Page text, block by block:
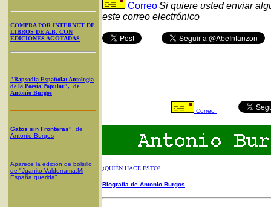
COMPRA POR INTERNET DE
LIBROS DE A.B. CON
EDICIONES AGOTADAS
"Rapsodia Española: Antología
de la Poesía Popular", de
Antonio Burgos
Gatos sin Fronteras" , de
Antonio Burgos
Aparece la edición de bolsillo
de "Juanito Valderrama:Mi
España querida"
CorreoSi quiere usted enviar
este correo electrónico
Correo
¿QUIÉN HACE ESTO?
Biografía de Antonio Burgos